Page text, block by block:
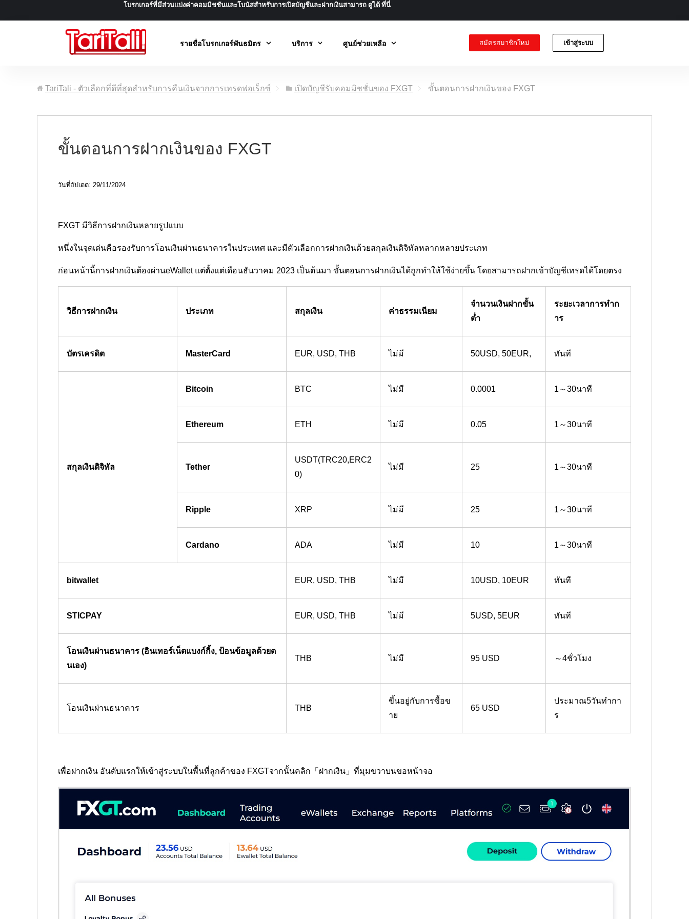
โบรกเกอร์ที่มีส่วนแบ่งค่าคอมมิชชันและโบนัสสำหรับการเปิดบัญชีและฝากเงินสามารถ ดูได้ที่นี่
รายชื่อโบรกเกอร์พันธมิตร บริการ ศูนย์ช่วยเหลือ สมัครสมาชิกใหม่ เข้าสู่ระบบ
TariTali - ตัวเลือกที่ดีที่สุดสำหรับการคืนเงินจากการเทรดฟอเร็กซ์ เปิดบัญชีรับคอมมิชชั่นของ FXGT ขั้นตอนการฝากเงินของ FXGT
ขั้นตอนการฝากเงินของ FXGT
วันที่อัปเดต: 29/11/2024
FXGT มีวิธีการฝากเงินหลายรูปแบบ
หนึ่งในจุดเด่นคือรองรับการโอนเงินผ่านธนาคารในประเทศ และมีตัวเลือกการฝากเงินด้วยสกุลเงินดิจิทัลหลากหลายประเภท
ก่อนหน้านี้การฝากเงินต้องผ่านeWallet แต่ตั้งแต่เดือนธันวาคม 2023 เป็นต้นมา ขั้นตอนการฝากเงินได้ถูกทำให้ใช้ง่ายขึ้น โดยสามารถฝากเข้าบัญชีเทรดได้โดยตรง
วิธีการฝากเงิน ประเภท สกุลเงิน ค่าธรรมเนียม
จำนวนเงินฝากขั้น
ต่ำ
ระยะเวลาการทำก
าร
บัตรเครดิต MasterCard EUR, USD, THB ไม่มี 50USD, 50EUR, ทันที
สกุลเงินดิจิทัล
Bitcoin BTC ไม่มี 0.0001 1～30นาที
Ethereum ETH ไม่มี 0.05 1～30นาที
Tether
USDT(TRC20,ERC2
0)
ไม่มี 25 1～30นาที
Ripple XRP ไม่มี 25 1～30นาที
Cardano ADA ไม่มี 10 1～30นาที
bitwallet EUR, USD, THB ไม่มี 10USD, 10EUR ทันที
STICPAY EUR, USD, THB ไม่มี 5USD, 5EUR ทันที
โอนเงินผ่านธนาคาร (อินเทอร์เน็ตแบงก์กิ้ง, ป้อนข้อมูลด้วยต
นเอง)
THB ไม่มี 95 USD ～4ชั่วโมง
โอนเงินผ่านธนาคาร THB
ขึ้นอยู่กับการซื้อข
าย
65 USD
ประมาณ5วันทำกา
ร
เพื่อฝากเงิน อันดับแรกให้เข้าสู่ระบบในพื้นที่ลูกค้าของ FXGTจากนั้นคลิก「ฝากเงิน」ที่มุมขวาบนขอหน้าจอ